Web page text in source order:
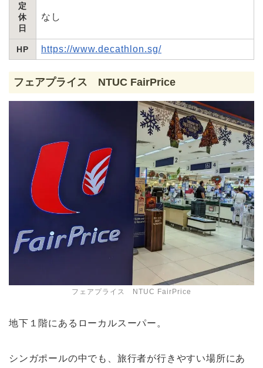
定
休
日
なし
HP https://www.decathlon.sg/
フェアプライス NTUC FairPrice
フェアプライス NTUC FairPrice
地下１階にあるローカルスーパー。
シンガポールの中でも、旅行者が行きやすい場所にあ